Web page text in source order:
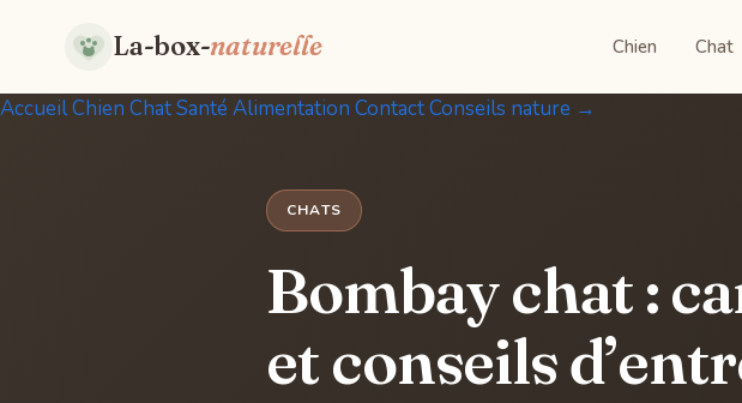
La-box-naturelle Chien Chat
AccueilChien ChatSanté Alimentation ContactConseils nature →
CHATS
Bombay chat :
et conseils